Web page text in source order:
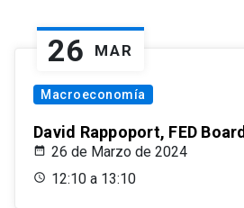
26 MAR
Macroeconomía
David Rappoport, FED Board
26 de Marzo de 2024
12:10 a 13:10